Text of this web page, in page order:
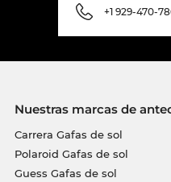
+1 929-470-
Nuestras marcas de
Carrera Gafas de sol
Polaroid Gafas de sol
Guess Gafas de sol